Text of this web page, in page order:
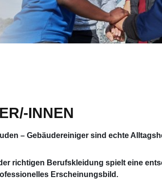
INNEN
– Gebäudereiniger sind echte
richtigen Berufskleidung spielt eine
Erscheinungsbild.